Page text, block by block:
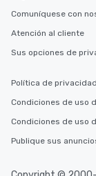
Comuníquese con
Atención al cliente
Sus opciones de
Política de privacidad
Condiciones de uso
Condiciones de uso
Publique sus